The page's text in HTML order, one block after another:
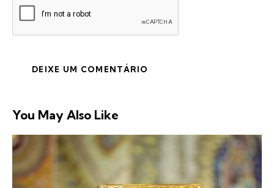
You May Also Like